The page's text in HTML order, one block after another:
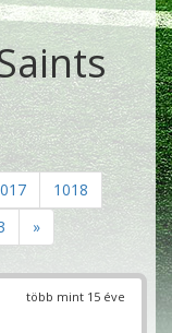
1018
»
több mint 15 éve